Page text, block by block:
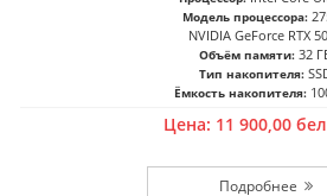
Модель процессора:
NVIDIA GeForce RTX
Объём памяти: 32
Тип накопителя:
Ёмкость накопителя:
Цена: 11 900,00